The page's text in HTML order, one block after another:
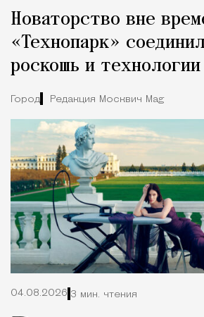
Новаторство вне
«Технопарк»
роскошь и
Город Редакция Москвич Mag
04.08.2026 3 мин. чтения